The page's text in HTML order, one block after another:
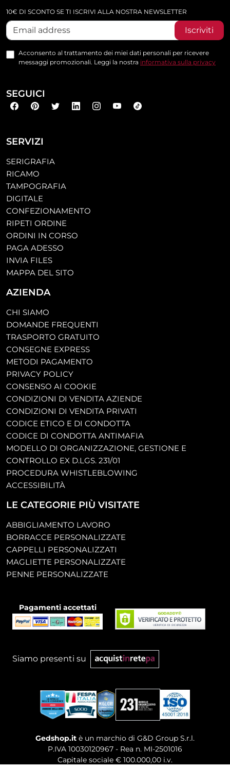
SERVIZI
SERIGRAFIA
RICAMO
TAMPOGRAFIA
DIGITALE
CONFEZIONAMENTO
RIPETI ORDINE
ORDINI IN CORSO
PAGA ADESSO
INVIA FILES
MAPPA DEL SITO
AZIENDA
CHI SIAMO
DOMANDE FREQUENTI
TRASPORTO GRATUITO
CONSEGNE EXPRESS
METODI PAGAMENTO
PRIVACY POLICY
CONSENSO AI COOKIE
CONDIZIONI DI VENDITA AZIENDE
CONDIZIONI DI VENDITA PRIVATI
CODICE ETICO E DI CONDOTTA
CODICE DI CONDOTTA ANTIMAFIA
MODELLO DI ORGANIZZAZIONE, GESTIONE E
CONTROLLO EX D.LGS. 231/01
PROCEDURA WHISTLEBLOWING
ACCESSIBILITÀ
LE CATEGORIE PIÙ VISITATE
ABBIGLIAMENTO LAVORO
BORRACCE PERSONALIZZATE
CAPPELLI PERSONALIZZATI
MAGLIETTE PERSONALIZZATE
PENNE PERSONALIZZATE
10€ DI SCONTO SE TI ISCRIVI ALLA NOSTRA NEWSLETTER
Iscriviti
Acconsento al trattamento dei miei dati personali per ricevere
messaggi promozionali. Leggi la nostra informativa sulla privacy
SEGUICI
Pagamenti accettati
Siamo presenti su
Gedshop.it è un marchio di G&D Group S.r.l.
P.IVA 10030120967 - Rea n. MI-2501016
Capitale sociale € 100.000,00 i.v.